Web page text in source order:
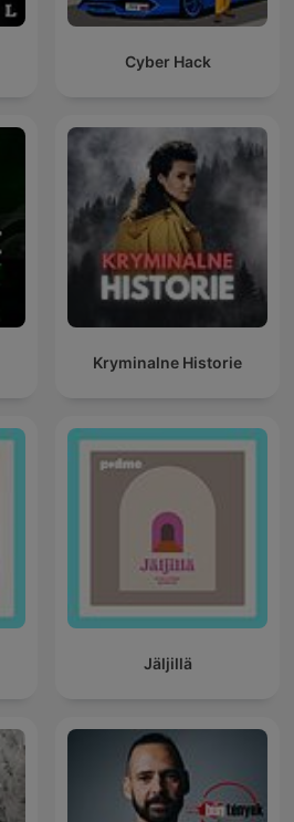
Cyber Hack
Kryminalne Historie
Jäljillä